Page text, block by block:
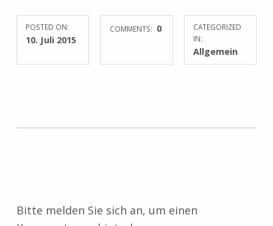
POSTED ON:
10. Juli 2015
COMMENTS: 0
CATEGORIZED
IN:
Allgemein
Bitte melden Sie sich an, um einen